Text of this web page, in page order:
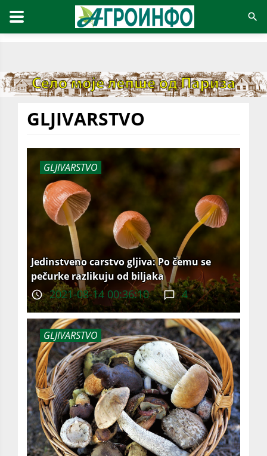
GLJIVARSTVO
GLJIVARSTVO
Jedinstveno carstvo gljiva: Po čemu se
pečurke razlikuju od biljaka
2021-08-14 00:36:10 4
GLJIVARSTVO